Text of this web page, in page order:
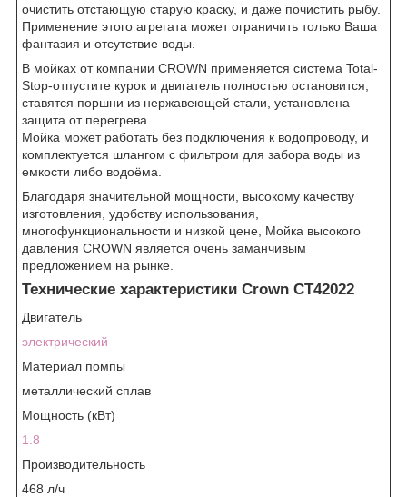
очистить отстающую старую краску, и даже почистить рыбу.
Применение этого агрегата может ограничить только Ваша
фантазия и отсутствие воды.
В мойках от компании CROWN применяется система Total-
Stop-отпустите курок и двигатель полностью остановится,
ставятся поршни из нержавеющей стали, установлена
защита от перегрева.
Мойка может работать без подключения к водопроводу, и
комплектуется шлангом с фильтром для забора воды из
емкости либо водоёма.
Благодаря значительной мощности, высокому качеству
изготовления, удобству использования,
многофункциональности и низкой цене, Мойка высокого
давления CROWN является очень заманчивым
предложением на рынке.
Технические характеристики Crown CT42022
Двигатель
электрический
Материал помпы
металлический сплав
Мощность (кВт)
1.8
Производительность
468 л/ч